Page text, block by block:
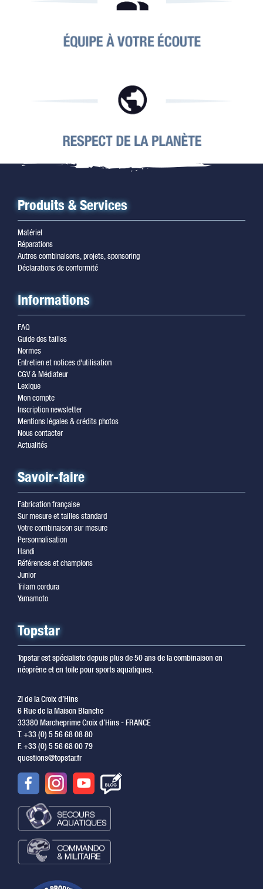
Produits & Services
Matériel
Réparations
Autres combinaisons, projets, sponsoring
Déclarations de conformité
Informations
FAQ
Guide des tailles
Normes
Entretien et notices d'utilisation
CGV & Médiateur
Lexique
Mon compte
Inscription newsletter
Mentions légales & crédits photos
Nous contacter
Actualités
Savoir-faire
Fabrication française
Sur mesure et tailles standard
Votre combinaison sur mesure
Personnalisation
Handi
Références et champions
Junior
Trilam cordura
Yamamoto
Topstar
Topstar est spécialiste depuis plus de 50 ans de la combinaison en
néoprène et en toile pour sports aquatiques.
ZI de la Croix d’Hins
6 Rue de la Maison Blanche
33380 Marcheprime Croix d’Hins - FRANCE
T. +33 (0) 5 56 68 08 80
F. +33 (0) 5 56 68 00 79
questions@topstar.fr